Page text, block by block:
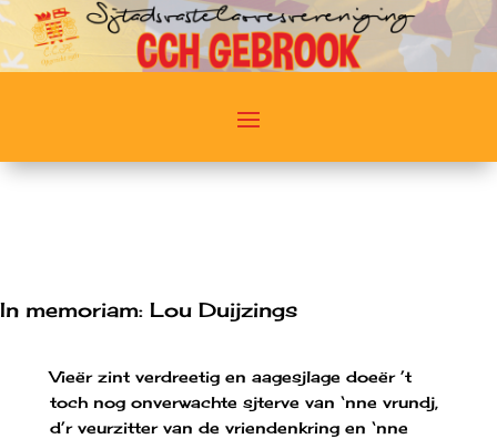
In memoriam: Lou Duijzings
Vieër zint verdreetig en aagesjlage doeër ’t
toch nog onverwachte sjterve van ‘nne vrundj,
d’r veurzitter van de vriendenkring en ‘nne